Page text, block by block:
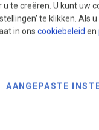
te creëren. U kunt uw
te klikken. Als
in ons cookiebeleid en
AANGEPASTE